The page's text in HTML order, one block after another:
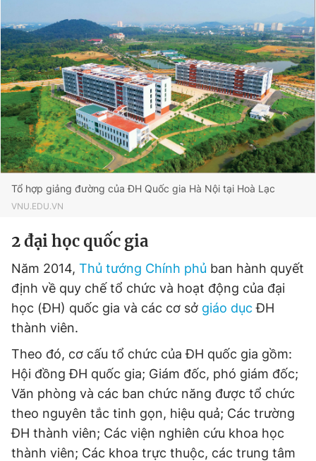
Thông tin tòa soạn Liên hệ quảng cáo
Đọc Thanh Niên trên điện thoại
0906 645 777 0908 780 404
Đặt báo Quảng cáo RSS Tòa soạn Chính sách bảo
Phó tổng biên tập thường trực: Hải Thành
Phó tổng biên tập: Lâm Hiếu Dũng
Phó tổng biên tập: Trần Việt Hưng
Tổng thư ký tòa soạn: Đức Trung
Giấy phép xuất bản số 110/GP - BTTTT cấp ngày 24.3.2020
© 2003-2026 Bản quyền thuộc về Báo Thanh Niên. Cấm sao
chép dưới mọi hình thức nếu không có sự chấp thuận bằng văn
bản. Phát triển bởi ePi Technologies, JSC.
Tổ hợp giảng đường của ĐH Quốc gia Hà Nội tại Hoà Lạc
VNU.EDU.VN
2 đại học quốc gia
Năm 2014, Thủ tướng Chính phủ ban hành quyết
định về quy chế tổ chức và hoạt động của đại
học (ĐH) quốc gia và các cơ sở giáo dụcĐH
thành viên.
Theo đó, cơ cấu tổ chức của ĐH quốc gia gồm:
Hội đồng ĐH quốc gia; Giám đốc, phó giám đốc;
Văn phòng và các ban chức năng được tổ chức
theo nguyên tắc tinh gọn, hiệu quả; Các trường
ĐH thành viên; Các viện nghiên cứu khoa học
thành viên; Các khoa trực thuộc, các trung tâm